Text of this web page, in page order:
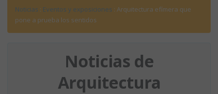
Noticias : Eventos y exposiciones : Arquitectura efímera que
pone a prueba los sentidos
Noticias de
Arquitectura